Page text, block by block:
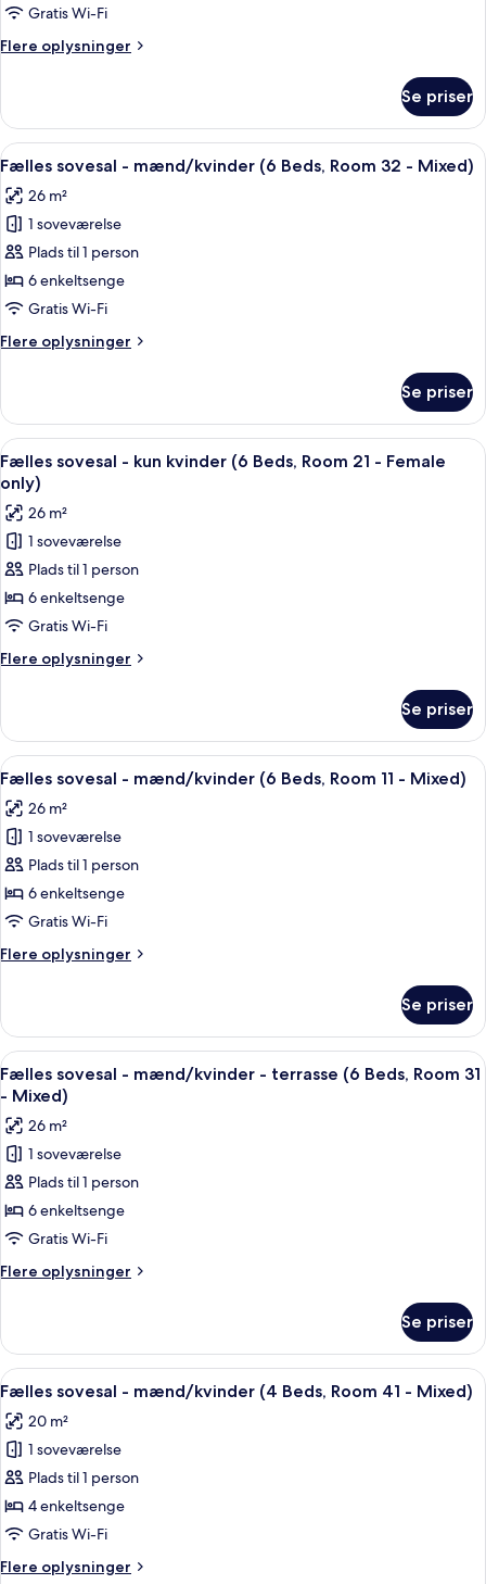
-
kvinder
Female
only)
Gratis Wi-Fi
Flere oplysninger
Flere
sovesal
kun
(Room
22
Female
only)
Se priser
Indlæs
alle
billeder
af
Fælles
sovesal
-
(6
32
-
Mixed)
En køjeseng med to niveauer,
18
Fælles sovesal - mænd/kvinder (6 Beds, Room 32 - Mixed)
26 m²
1 soveværelse
Plads til 1 person
6 enkeltsenge
Gratis Wi-Fi
Flere oplysninger
Flere
sovesal
mænd/kvinder
(6
Beds,
Room
32
Mixed)
Se priser
Indlæs
alle
billeder
af
Fælles
sovesal
-
kun
kvinder
(6
Room
21
-
Female
only)
Et soveværelse med køjesenge, et
17
Fælles sovesal - kun kvinder (6 Beds, Room 21 - Female
only)
26 m²
1 soveværelse
Plads til 1 person
6 enkeltsenge
Gratis Wi-Fi
Flere oplysninger
Flere
sovesal
kun
(6
Beds,
Room
21
-
Female
only)
Se priser
Indlæs
alle
billeder
af
Fælles
sovesal
-
(6
11
-
Mixed)
Et soveværelse med køjesenge, et
17
Fælles sovesal - mænd/kvinder (6 Beds, Room 11 - Mixed)
26 m²
1 soveværelse
Plads til 1 person
6 enkeltsenge
Gratis Wi-Fi
Flere oplysninger
Flere
sovesal
mænd/kvinder
(6
Room
11
Mixed)
Se priser
Indlæs
alle
billeder
af
Fælles
sovesal
-
mænd/kvinder
-
terrasse
Beds,
Room
31
-
Mixed)
En køjeseng med to niveauer,
18
Fælles sovesal - mænd/kvinder - terrasse (6 Beds, Room 31
- Mixed)
26 m²
1 soveværelse
Plads til 1 person
6 enkeltsenge
Gratis Wi-Fi
Flere oplysninger
Flere
sovesal
mænd/kvinder
terrasse
(6
Beds,
Room
31
Mixed)
Se priser
Indlæs
alle
billeder
af
Fælles
sovesal
-
En køjeseng med to niveauer,
18
Fælles sovesal - mænd/kvinder (4 Beds, Room 41 - Mixed)
20 m²
1 soveværelse
Plads til 1 person
4 enkeltsenge
Gratis Wi-Fi
Flere oplysninger
Flere